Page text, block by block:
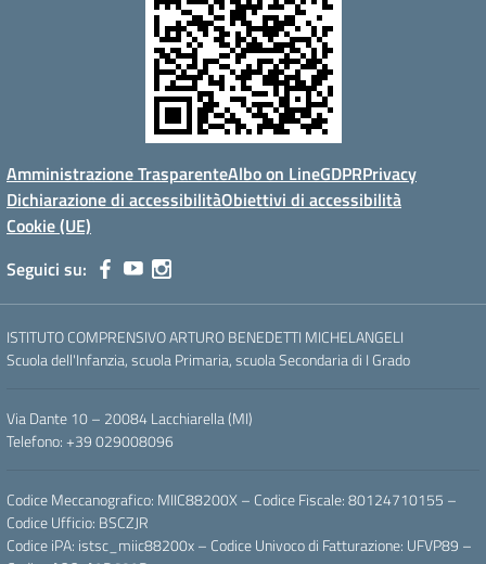
Amministrazione TrasparenteAlbo on LineGDPRPrivacy
Dichiarazione di accessibilitàObiettivi di accessibilità
Cookie (UE)
Seguici su:
ISTITUTO COMPRENSIVO ARTURO BENEDETTI MICHELANGELI
Scuola dell'Infanzia, scuola Primaria, scuola Secondaria di I Grado
Via Dante 10 – 20084 Lacchiarella (MI)
Telefono: +39 029008096
Codice Meccanografico: MIIC88200X – Codice Fiscale: 80124710155 –
Codice Ufficio: BSCZJR
Codice iPA: istsc_miic88200x – Codice Univoco di Fatturazione: UFVP89 –